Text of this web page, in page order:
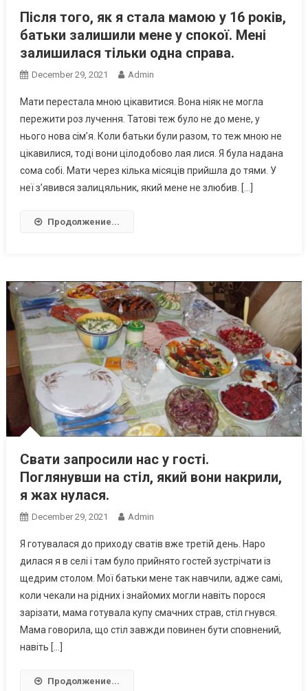
Після того, як я стала мамою у 16 років,
батьки залишили мене у спокої. Мені
залишилася тільки одна справа.
December 29, 2021 Admin
Мати перестала мною цікавитися. Вона ніяк не могла
пережити роз лучення. Татові теж було не до мене, у
нього нова сім’я. Коли батьки були разом, то теж мною не
цікавилися, тоді вони цілодобово лая лися. Я була надана
сома собі. Мати через кілька місяців прийшла до тями. У
неї з’явився залицяльник, який мене не злюбив. […]
Продолжение...
Свати запросили нас у гості.
Поглянувши на стіл, який вони накрили,
я жах нулася.
December 29, 2021 Admin
Я готувалася до приходу сватів вже третій день. Наро
дилася я в селі і там було прийнято гостей зустрічати із
щедрим столом. Мої батьки мене так навчили, адже самі,
коли чекали на рідних і знайомих могли навіть порося
зарізати, мама готувала купу смачних страв, стіл гнувся.
Мама говорила, що стіл завжди повинен бути сповнений,
навіть […]
Продолжение...